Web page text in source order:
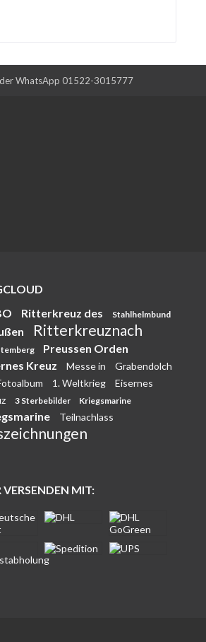
WhatsApp 01522-3015777
Ritterkreuz des Stahlhelmbund
Ritterkreuznach
Preussen Orden
Kreuz
Messe in
Grabendolch
1. Weltkrieg
Eisernes
3 Sterbebilder Kriegsmarine
Teilnachlass
VERSENDEN MIT: